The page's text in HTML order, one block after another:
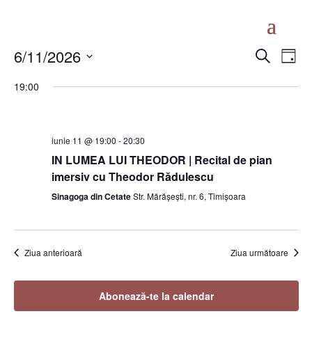
Caută
în
Zi
6/11/2026
data.
19:00
iunie 11 @ 19:00 -20:30
IN LUMEA LUI THEODOR | Recital de pian
imersiv cu Theodor Rădulescu
Sinagoga din CetateStr. Mărășești, nr. 6, Timișoara
Ziua anterioară Ziua următoare
Abonează-te la calendar